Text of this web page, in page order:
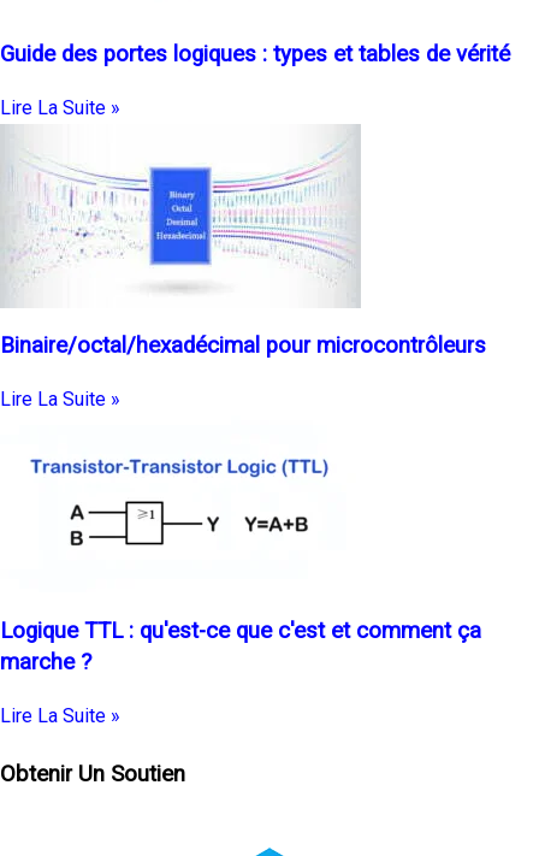
Guide des portes logiques : types et tables de vérité
Lire La Suite »
Binaire/octal/hexadécimal pour microcontrôleurs
Lire La Suite »
Logique TTL : qu'est-ce que c'est et comment ça
marche ?
Lire La Suite »
Obtenir Un Soutien